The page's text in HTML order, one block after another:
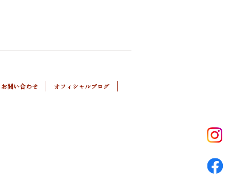
お問い合わせ オフィシャルブログ